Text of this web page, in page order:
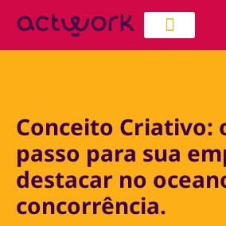
Conceito Criativo:
passo para sua
destacar no
concorrência.